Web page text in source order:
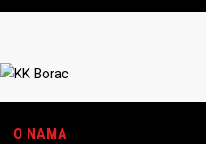
O NAMA